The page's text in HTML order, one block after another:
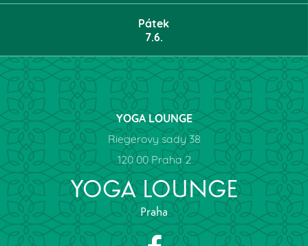
Pátek
7.6.
YOGA LOUNGE
Riegerovy sady 38
120 00 Praha 2
YOGA LOUNGE
Praha